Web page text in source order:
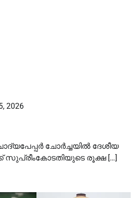
2026
ചോര്‍ച്ചയില്‍ ദേശീയ
സുപ്രീംകോടതിയുടെ രൂക്ഷ […]